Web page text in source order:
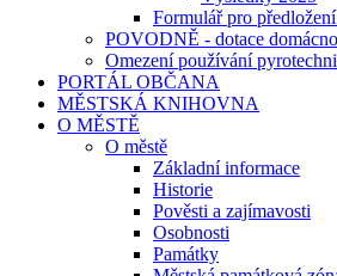
Formulář pro
POVODNĚ - dotace
Omezení používání
PORTÁL OBČANA
MĚSTSKÁ KNIHOVNA
O MĚSTĚ
O městě
Základní informace
Historie
Pověsti a zajímavosti
Osobnosti
Památky